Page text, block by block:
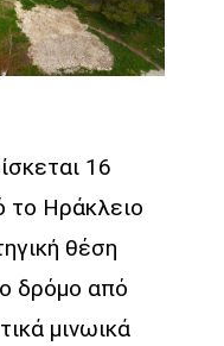
16
το Ηράκλειο
θέση
δρόμο από
μινωικά